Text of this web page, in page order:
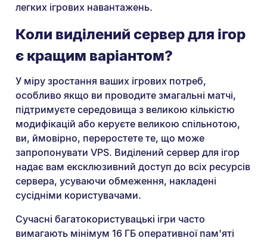
легких ігрових навантажень.
Коли виділений сервер для ігор
є кращим варіантом?
У міру зростання ваших ігрових потреб,
особливо якщо ви проводите змагальні матчі,
підтримуєте середовища з великою кількістю
модифікацій або керуєте великою спільнотою,
ви, ймовірно, переростете те, що може
запропонувати VPS. Виділений сервер для ігор
надає вам ексклюзивний доступ до всіх ресурсів
сервера, усуваючи обмеження, накладені
сусідніми користувачами.
Сучасні багатокористувацькі ігри часто
вимагають мінімум 16 ГБ оперативної пам'яті